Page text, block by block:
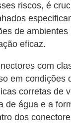
riscos, é
de ambientes
eficaz.
com
em condições
corretas de
de água e a
dos